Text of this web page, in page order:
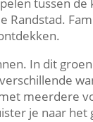
tussen
Randstad.​
In dit
meerdere
je naar het